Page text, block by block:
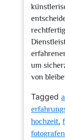
um
von
Tagged
hochzeit,
fotografen